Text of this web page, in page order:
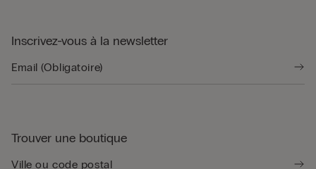
Inscrivez-vous à la newsletter
Trouver une boutique